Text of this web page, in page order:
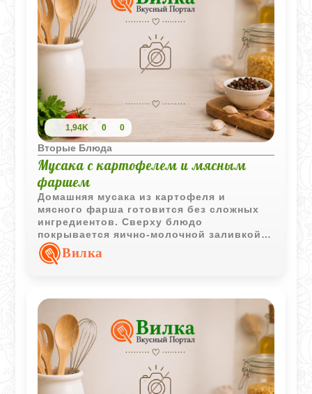
1,94K 0 0
Вторые Блюда
Мусака с картофелем и мясным
фаршем
Домашняя мусака из картофеля и
мясного фарша готовится без сложных
ингредиентов. Сверху блюдо
покрывается яично-молочной заливкой,
которая образует аппетитную румяную
поверхность.
Вилка